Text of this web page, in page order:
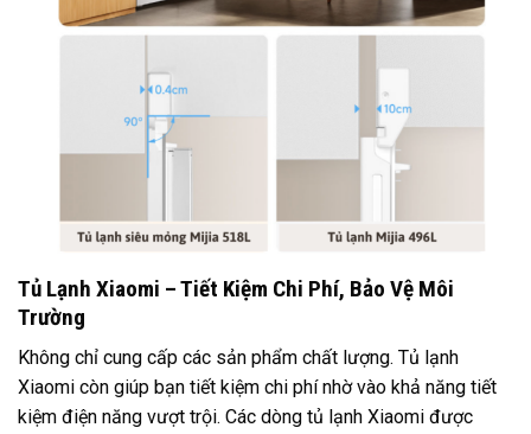
Tủ Lạnh Xiaomi – Tiết Kiệm Chi Phí, Bảo Vệ Môi
Trường
Không chỉ cung cấp các sản phẩm chất lượng. Tủ lạnh
Xiaomi còn giúp bạn tiết kiệm chi phí nhờ vào khả năng tiết
kiệm điện năng vượt trội. Các dòng tủ lạnh Xiaomi được